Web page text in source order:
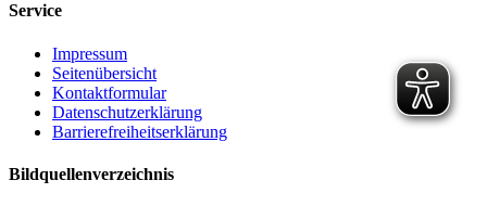
Service
Impressum
Seitenübersicht
Kontaktformular
Datenschutzerklärung
Barrierefreiheitserklärung
Bildquellenverzeichnis